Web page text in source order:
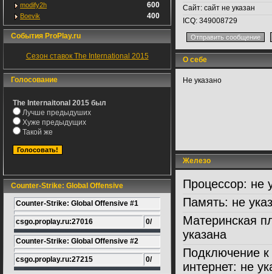
modify2h 600
Boevik 400
События ProPlay.ru
Сезон ставок The International 2015
Голосование
The Internaitonal 2015 был
Лучше предыдуших
Хуже предыдущих
Такой же
Counter-Strike: Global Offensive
Counter-Strike: Global Offensive #1
csgo.proplay.ru:27016 0/
Counter-Strike: Global Offensive #2
csgo.proplay.ru:27215 0/
Сайт: сайт не указан
ICQ: 349008729
О себе
Не указано
Железо
Процессор: не
Память: не
Материнская
указана
Подключение к
интернет: не